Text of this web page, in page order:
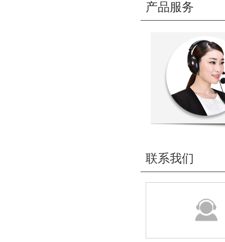
产品服务
联系我们